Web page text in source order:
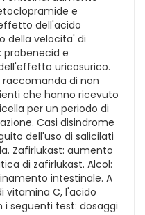
e
dell'acido
della velocita' di
probenecid e
uricosurico.
raccomanda di non
che hanno ricevuto
per un periodo di
Casi disindrome
dell'uso di salicilati
Zafirlukast: aumento
di zafirlukast. Alcol:
intestinale. A
vitamina C, l'acido
seguenti test: dosaggi